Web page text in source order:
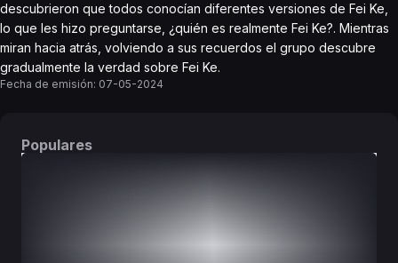
descubrieron que todos conocían diferentes versiones de Fei Ke,
lo que les hizo preguntarse, ¿quién es realmente Fei Ke?. Mientras
miran hacia atrás, volviendo a sus recuerdos el grupo descubre
gradualmente la verdad sobre Fei Ke.
Fecha de emisión: 07-05-2024
Populares